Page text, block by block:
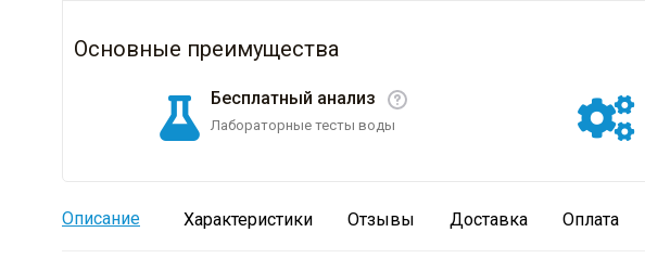
Основные преимущества
Бесплатный анализ
Лабораторные тесты воды
Описание Характеристики Отзывы Доставка Оплата